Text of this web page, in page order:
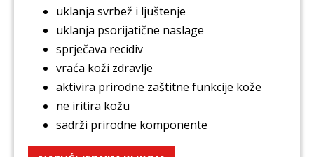
uklanja svrbež i ljuštenje
uklanja psorijatične naslage
sprječava recidiv
vraća koži zdravlje
aktivira prirodne zaštitne funkcije kože
ne iritira kožu
sadrži prirodne komponente